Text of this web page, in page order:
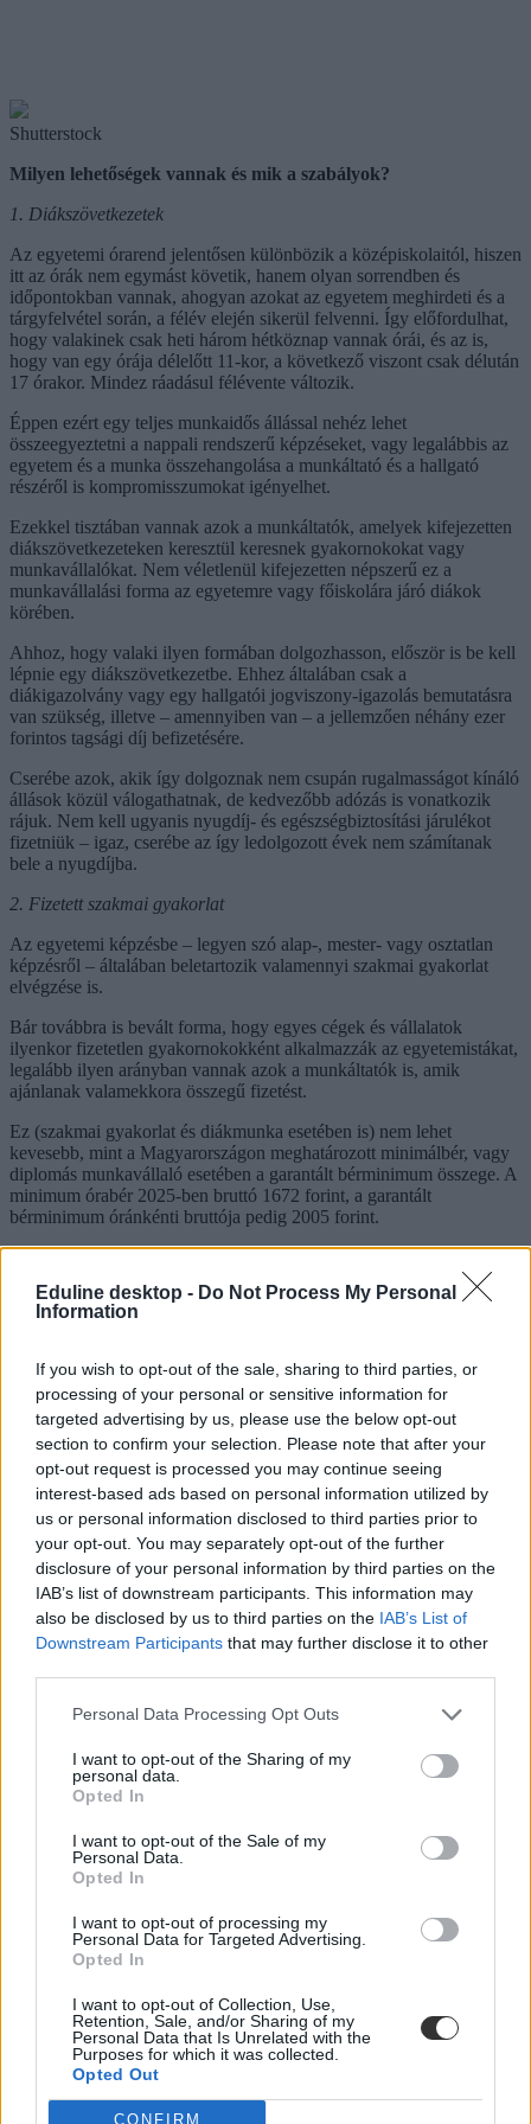
Eduline desktop - Do Not Process My Personal
Information
If you wish to opt-out of the sale, sharing to third parties, or
processing of your personal or sensitive information for
targeted advertising by us, please use the below opt-out
section to confirm your selection. Please note that after your
opt-out request is processed you may continue seeing
interest-based ads based on personal information utilized by
us or personal information disclosed to third parties prior to
your opt-out. You may separately opt-out of the further
disclosure of your personal information by third parties on the
IAB’s list of downstream participants. This information may
also be disclosed by us to third parties on the IAB’s List of
Downstream Participants that may further disclose it to other
Personal Data Processing Opt Outs
I want to opt-out of the Sharing of my
personal data.
Opted In
I want to opt-out of the Sale of my
Personal Data.
Opted In
I want to opt-out of processing my
Personal Data for Targeted Advertising.
Opted In
I want to opt-out of Collection, Use,
Retention, Sale, and/or Sharing of my
Personal Data that Is Unrelated with the
Purposes for which it was collected.
Opted Out
CONFIRM
Shutterstock
Milyen lehetőségek vannak és mik a szabályok?
1. Diákszövetkezetek
Az egyetemi órarend jelentősen különbözik a középiskolaitól, hiszen
itt az órák nem egymást követik, hanem olyan sorrendben és
időpontokban vannak, ahogyan azokat az egyetem meghirdeti és a
tárgyfelvétel során, a félév elején sikerül felvenni. Így előfordulhat,
hogy valakinek csak heti három hétköznap vannak órái, és az is,
hogy van egy órája délelőtt 11-kor, a következő viszont csak délután
17 órakor. Mindez ráadásul félévente változik.
Éppen ezért egy teljes munkaidős állással nehéz lehet
összeegyeztetni a nappali rendszerű képzéseket, vagy legalábbis az
egyetem és a munka összehangolása a munkáltató és a hallgató
részéről is kompromisszumokat igényelhet.
Ezekkel tisztában vannak azok a munkáltatók, amelyek kifejezetten
diákszövetkezeteken keresztül keresnek gyakornokokat vagy
munkavállalókat. Nem véletlenül kifejezetten népszerű ez a
munkavállalási forma az egyetemre vagy főiskolára járó diákok
körében.
Ahhoz, hogy valaki ilyen formában dolgozhasson, először is be kell
lépnie egy diákszövetkezetbe. Ehhez általában csak a
diákigazolvány vagy egy hallgatói jogviszony-igazolás bemutatásra
van szükség, illetve – amennyiben van – a jellemzően néhány ezer
forintos tagsági díj befizetésére.
Cserébe azok, akik így dolgoznak nem csupán rugalmasságot kínáló
állások közül válogathatnak, de kedvezőbb adózás is vonatkozik
rájuk. Nem kell ugyanis nyugdíj- és egészségbiztosítási járulékot
fizetniük – igaz, cserébe az így ledolgozott évek nem számítanak
bele a nyugdíjba.
2. Fizetett szakmai gyakorlat
Az egyetemi képzésbe – legyen szó alap-, mester- vagy osztatlan
képzésről – általában beletartozik valamennyi szakmai gyakorlat
elvégzése is.
Bár továbbra is bevált forma, hogy egyes cégek és vállalatok
ilyenkor fizetetlen gyakornokokként alkalmazzák az egyetemistákat,
legalább ilyen arányban vannak azok a munkáltatók is, amik
ajánlanak valamekkora összegű fizetést.
Ez (szakmai gyakorlat és diákmunka esetében is) nem lehet
kevesebb, mint a Magyarországon meghatározott minimálbér, vagy
diplomás munkavállaló esetében a garantált bérminimum összege. A
minimum órabér 2025-ben bruttó 1672 forint, a garantált
bérminimum óránkénti bruttója pedig 2005 forint.
Shutterstock
Mire költenek a magyar egyetemisták?
Az Eurostudent kutatása arra is rávilágít, hogy a hallgatók többsége
nem azért dolgozik az egyetemi tanulmányai alatt, mert szeretne,
hanem kifejezetten anyagi okokból. Fizetniük kell a megélhetésüket,
a tanulmányaik költségeit, de olyan egyetemisták is vannak, akiknek
másokat kell anyagilag támogatni, például beteg szülőket,
testvéreket, vagy bizonyos esetekben a saját gyerekeiket.
A nappali képzésekre járók mintegy 56 százaléka mondta azt
például, jogy azért dolgozik, hogy tudja fizetni a megélhetésének
költségeit.
albérlet)
tömegközlekedés,
étkezés,
telefonszámla,
ruházkodás,
egyetemistaként – és később is – fontos a kikapcsolódás és nem
szabadna, hogy egy mozi, színház, koncert, vagy egy hétvégi buli
luxus legyen.
31 százalékukat teljes mértékben vagy nagyrészt az
motiválja a munkavállalásban, hogy anélkül nem
engedhetnék meg maguknak a továbbtanulást
– teszik hozzá a kutatásban.